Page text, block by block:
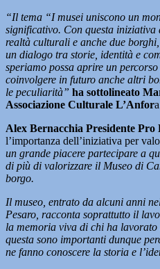
“Il tema “I musei uniscono un
significativo. Con questa iniziativa
realtà culturali e anche due
un dialogo tra storie, identità e
speriamo possa aprire un
coinvolgere in futuro anche altri
le peculiarità” ha sottolineato
Associazione Culturale L’Anfor
Alex Bernacchia Presidente Pro
l’importanza dell’iniziativa per
un grande piacere partecipare a
di più di valorizzare il Museo di
borgo.
Il museo, entrato da alcuni anni
Pesaro, racconta soprattutto il
la memoria viva di chi ha
questa sono importanti dunque
ne fanno conoscere la storia e